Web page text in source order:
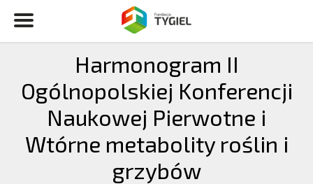
Harmonogram II
Ogólnopolskiej Konferencji
Naukowej Pierwotne i
Wtórne metabolity roślin i
grzybów